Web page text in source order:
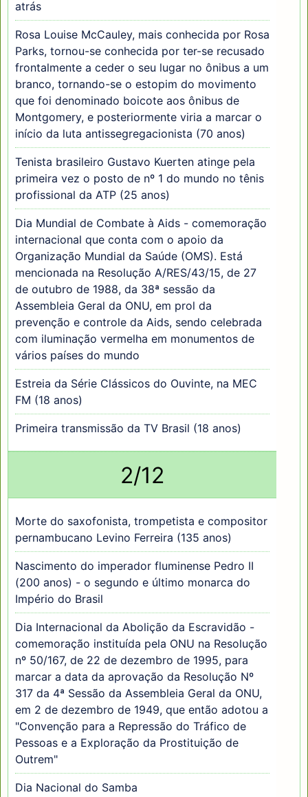
atrás
Rosa Louise McCauley, mais conhecida por Rosa
Parks, tornou-se conhecida por ter-se recusado
frontalmente a ceder o seu lugar no ônibus a um
branco, tornando-se o estopim do movimento
que foi denominado boicote aos ônibus de
Montgomery, e posteriormente viria a marcar o
início da luta antissegregacionista (70 anos)
Tenista brasileiro Gustavo Kuerten atinge pela
primeira vez o posto de nº 1 do mundo no tênis
profissional da ATP (25 anos)
Dia Mundial de Combate à Aids - comemoração
internacional que conta com o apoio da
Organização Mundial da Saúde (OMS). Está
mencionada na Resolução A/RES/43/15, de 27
de outubro de 1988, da 38ª sessão da
Assembleia Geral da ONU, em prol da
prevenção e controle da Aids, sendo celebrada
com iluminação vermelha em monumentos de
vários países do mundo
Estreia da Série Clássicos do Ouvinte, na MEC
FM (18 anos)
Primeira transmissão da TV Brasil (18 anos)
2/12
Morte do saxofonista, trompetista e compositor
pernambucano Levino Ferreira (135 anos)
Nascimento do imperador fluminense Pedro II
(200 anos) - o segundo e último monarca do
Império do Brasil
Dia Internacional da Abolição da Escravidão -
comemoração instituída pela ONU na Resolução
nº 50/167, de 22 de dezembro de 1995, para
marcar a data da aprovação da Resolução Nº
317 da 4ª Sessão da Assembleia Geral da ONU,
em 2 de dezembro de 1949, que então adotou a
"Convenção para a Repressão do Tráfico de
Pessoas e a Exploração da Prostituição de
Outrem"
Dia Nacional do Samba